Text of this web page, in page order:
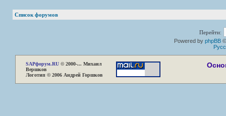
Список форумов
Перейти:
Powered by phpBB
SAPфорум.RU © 2000-... Михаил
Вершков
Логотип © 2006 Андрей Горшков